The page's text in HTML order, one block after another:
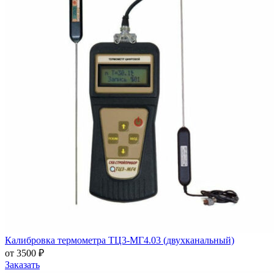
Калибровка термометра ТЦ3-МГ4.03 (двухканальный)
от 3500 ₽
Заказать